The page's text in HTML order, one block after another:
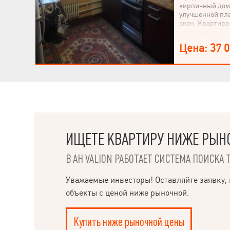
кирпичный
улучшенной
окон.
раздельным с/
в подъезде.
медленным
Цена: 37
ИЩЕТЕ КВАРТИРУ НИЖЕ
В АН VALION РАБОТАЕТ СИСТЕМА ПОИСКА
Уважаемые инвесторы! Оставляйте
объекты с ценой ниже рыночной.
Купить ниже рыночной цены
РУКОВОДИТЕЛЮ